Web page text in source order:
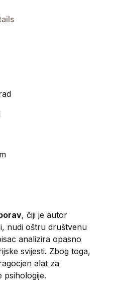
, čiji je autor
nudi oštru društvenu
analizira opasno
svijesti. Zbog toga,
alat za
psihologije.